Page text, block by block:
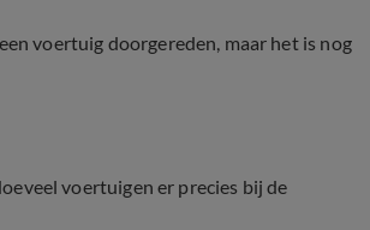
voertuig doorgereden, maar het is nog
voertuigen er precies bij de